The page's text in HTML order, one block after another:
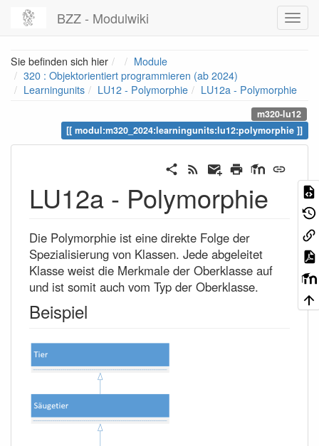
BZZ - Modulwiki
Sie befinden sich hier HomeModule
320 : Objektorientiert programmieren (ab 2024)
Learningunits
LU12 - Polymorphie LU12a - Polymorphie
m320-lu12
modul:m320_2024:learningunits:lu12:polymorphie
LU12a - Polymorphie
Die Polymorphie ist eine direkte Folge der
Spezialisierung von Klassen. Jede abgeleitet
Klasse weist die Merkmale der Oberklasse auf
und ist somit auch vom Typ der Oberklasse.
Beispiel